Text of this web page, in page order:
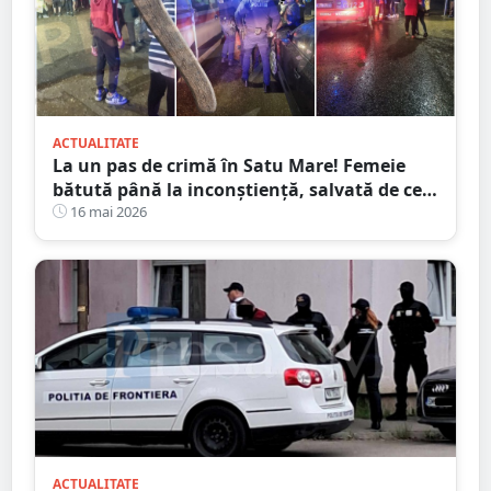
ACTUALITATE
La un pas de crimă în Satu Mare! Femeie
bătută până la inconștiență, salvată de cei
4 copilași
16 mai 2026
ACTUALITATE